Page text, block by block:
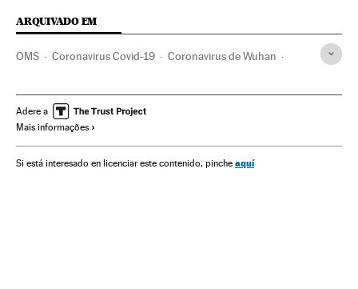
ARQUIVADO EM
OMS Coronavirus Covid-19 Coronavirus de Wuhan
Doenças respiratórias Espanha
Quarentena
Catalunha Região de Múrcia
Adere a
Mais informações
Si está interesado en licenciar este contenido, pinche aquí